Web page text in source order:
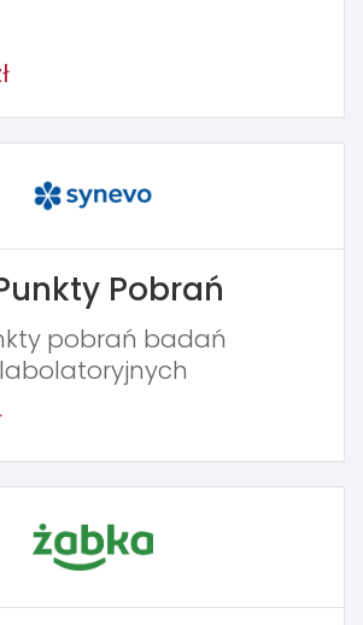
Pobrań
pobrań badań
labolatoryjnych